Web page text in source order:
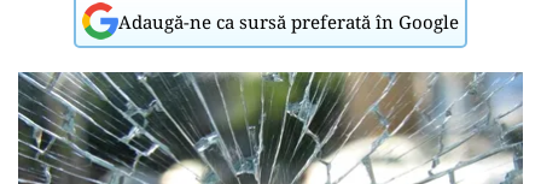
Adaugă-ne ca sursă preferată în Google